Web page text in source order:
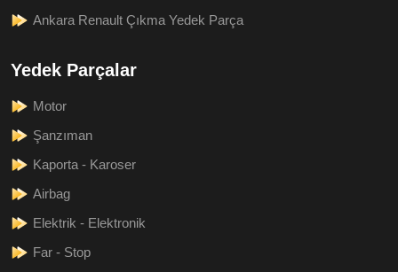
Ankara Renault Çıkma Yedek Parça
Yedek Parçalar
Motor
Şanzıman
Kaporta - Karoser
Airbag
Elektrik - Elektronik
Far - Stop